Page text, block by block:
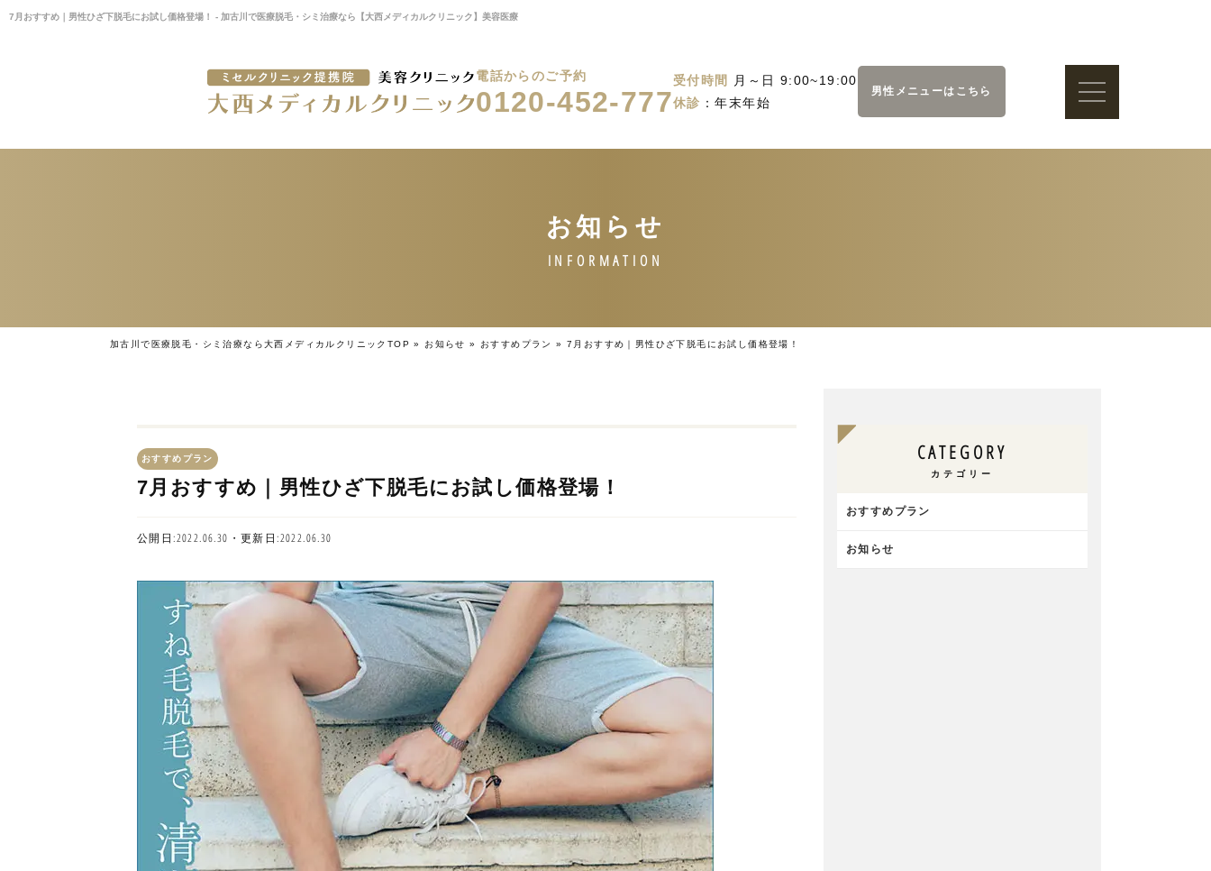
7月おすすめ｜男性ひざ下脱毛にお試し価格登場！ - 加古川で医療脱毛・シミ治療なら【大西メディカルクリニック】美容医療
電話からのご予約
0120-452-777
受付時間
月～日 9:00~19:00
休診 ：年末年始
男性メニューはこちら
加古川で医療脱毛・シミ治療なら大西メディカルクリニックTOP »お知らせ »おすすめプラン »7月おすすめ｜男性ひざ下脱毛にお試し価格登場！
おすすめプラン
7月おすすめ｜男性ひざ下脱毛にお試し価格登場！
公開日:2022.06.30・更新日:2022.06.30
CATEGORY
カテゴリー
おすすめプラン
お知らせ